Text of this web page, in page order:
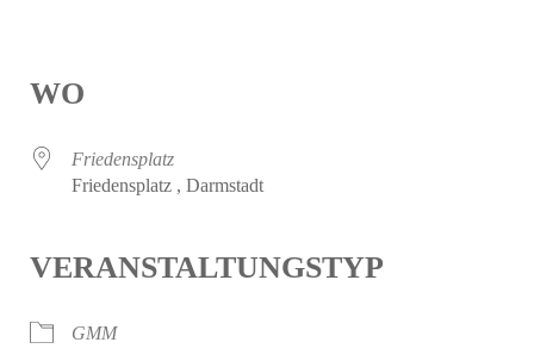
WO
Friedensplatz
Friedensplatz , Darmstadt
VERANSTALTUNGSTYP
GMM